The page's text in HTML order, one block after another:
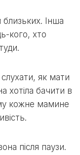
Інша
кого, хто
як мати
хотіла бачити в
кожне мамине
після паузи.